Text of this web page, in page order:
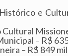
e
– R$
– R$ 849